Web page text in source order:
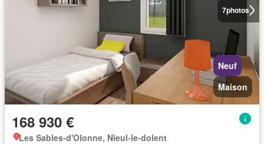
7photos
Neuf
Maison
168 930 €
Les Sables-d'Olonne, Nieul-le-dolent